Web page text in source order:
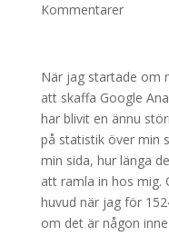
Kommentarer
När jag startade om
att skaffa Google
har blivit en ännu
på statistik över min
min sida, hur länga
att ramla in hos mig.
huvud när jag för
om det är någon inne